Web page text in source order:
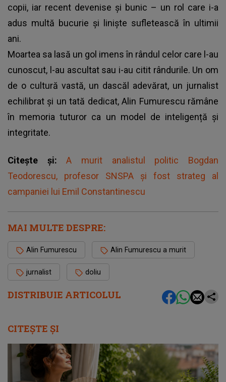
DISTRIBUIE ARTICOLUL
copii, iar recent devenise și bunic – un rol care i-a
adus multă bucurie și liniște sufletească în ultimii
ani.
Moartea sa lasă un gol imens în rândul celor care l-au
cunoscut, l-au ascultat sau i-au citit rândurile. Un om
de o cultură vastă, un dascăl adevărat, un jurnalist
echilibrat și un tată dedicat, Alin Fumurescu rămâne
în memoria tuturor ca un model de inteligență și
integritate.
Citește și:A murit analistul politic Bogdan
Teodorescu, profesor SNSPA și fost strateg al
campaniei lui Emil Constantinescu
MAI MULTE DESPRE:
Alin Fumurescu Alin Fumurescu a murit
jurnalist doliu
CITEȘTE ȘI